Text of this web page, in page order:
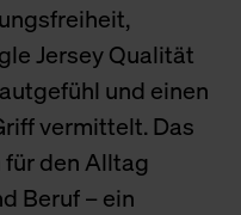
Jersey Qualität
und einen
vermittelt. Das
den Alltag
Beruf – ein